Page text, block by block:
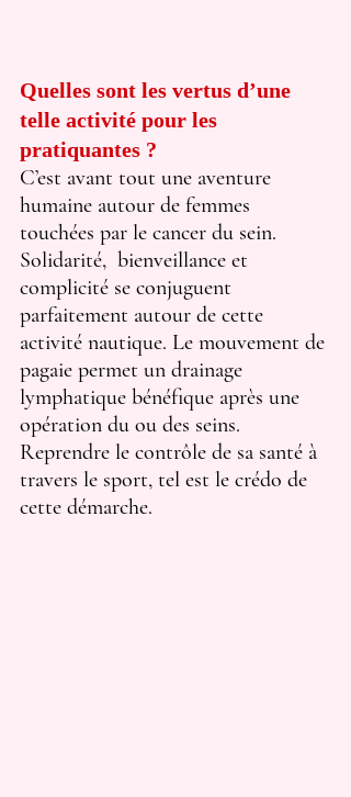
Quelles sont les vertus d’une
telle activité pour les
pratiquantes ?
C’est avant tout une aventure
humaine autour de femmes
touchées par le cancer du sein.
Solidarité,  bienveillance et
complicité se conjuguent
parfaitement autour de cette
activité nautique. Le mouvement de
pagaie permet un drainage
lymphatique bénéfique après une
opération du ou des seins.
Reprendre le contrôle de sa santé à
travers le sport, tel est le crédo de
cette démarche.